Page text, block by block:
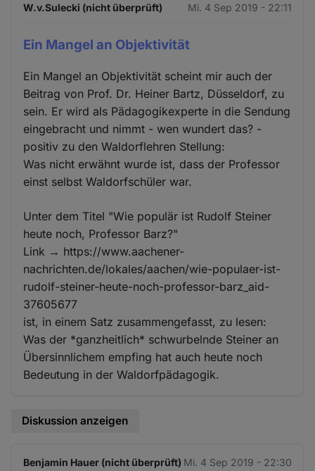
W.v.Sulecki (nicht überprüft) Mi. 4 Sep 2019 - 22:11
Ein Mangel an Objektivität
Ein Mangel an Objektivität scheint mir auch der
Beitrag von Prof. Dr. Heiner Bartz, Düsseldorf, zu
sein. Er wird als Pädagogikexperte in die Sendung
eingebracht und nimmt - wen wundert das? -
positiv zu den Waldorflehren Stellung:
Was nicht erwähnt wurde ist, dass der Professor
einst selbst Waldorfschüler war.
Unter dem Titel "Wie populär ist Rudolf Steiner
heute noch, Professor Barz?"
Link → https://www.aachener-
nachrichten.de/lokales/aachen/wie-populaer-ist-
rudolf-steiner-heute-noch-professor-barz_aid-
37605677
ist, in einem Satz zusammengefasst, zu lesen:
Was der *ganzheitlich* schwurbelnde Steiner an
Übersinnlichem empfing hat auch heute noch
Bedeutung in der Waldorfpädagogik.
Diskussion anzeigen
Benjamin Hauer (nicht überprüft) Mi. 4 Sep 2019 - 22:30